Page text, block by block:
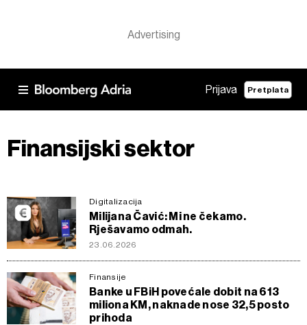
Prijava Pretplata
Finansijski sektor
Digitalizacija
Milijana Čavić: Mi ne čekamo.
Rješavamo odmah.
23.06.2026
Finansije
Banke u FBiH povećale dobit na 613
miliona KM, naknade nose 32,5 posto
prihoda